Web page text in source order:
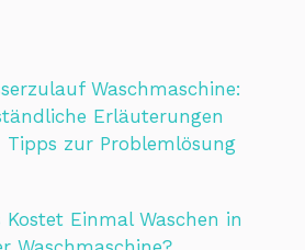
Waschmaschine:
Erläuterungen
Tipps zur Problemlösung
Kostet Einmal Waschen in